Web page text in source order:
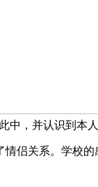
中，并认识到本
关系。学校的